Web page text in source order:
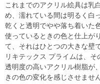
これまでのアクリル絵具は乳
め、濡れている間は明るく白
乾くと透明でやや落ち着いた
使っているときの色と仕上が
て、それはひとつの大きな壁
リキテックス プライムは、そ
透明度の高いアクリル樹脂が
きの色の変化を感じさせません